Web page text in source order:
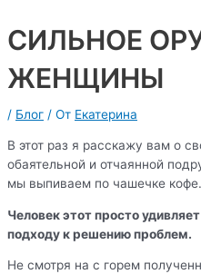
СИЛЬНОЕ
ЖЕНЩИНЫ
/ Блог / От Екатерина
В этот раз я расскажу вам о
обаятельной и отчаянной
мы выпиваем по чашечке кофе.
Человек этот просто
подходу к решению проблем.
Не смотря на с горем